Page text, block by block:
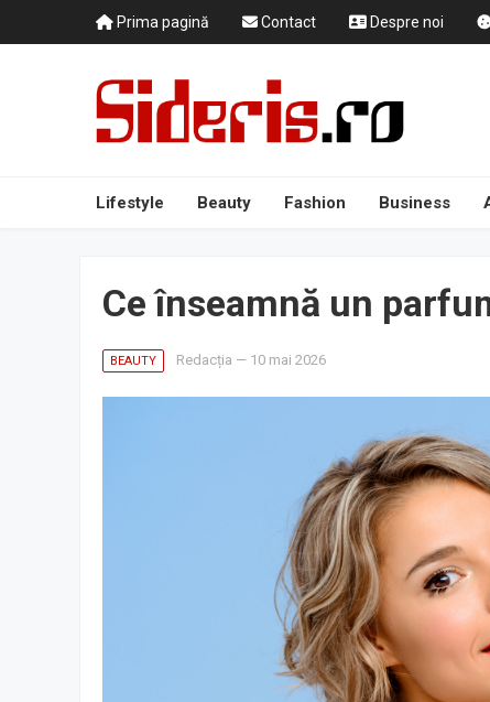
Prima pagină Contact Despre noi
Lifestyle Beauty Fashion Business
Ce înseamnă un
BEAUTY Redacția — 10 mai 2026